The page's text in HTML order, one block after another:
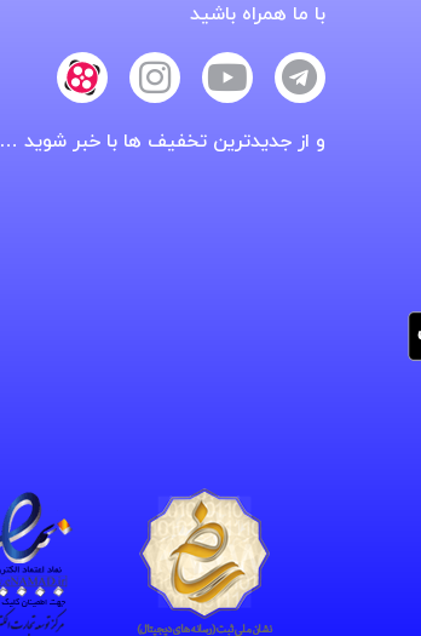
با ما همراه باشید
و از جدیدترین تخفیف ها با خبر شوید …